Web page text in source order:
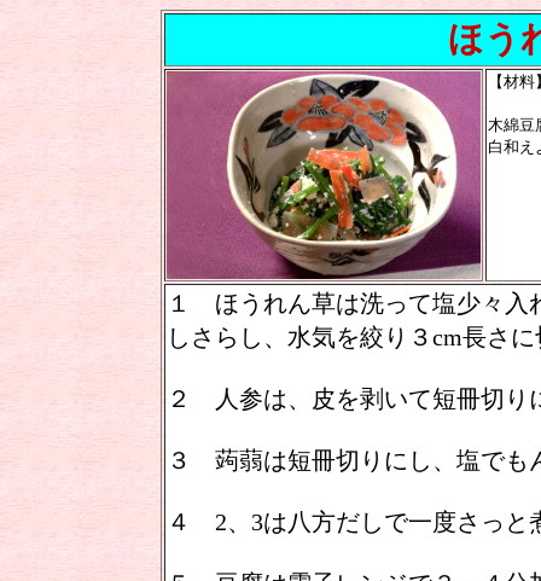
ほう
【材
木綿豆
白和え
１ ほうれん草は洗って塩少々入
しさらし、水気を絞り３cm長さ
２ 人参は、皮を剥いて短冊切り
３ 蒟蒻は短冊切りにし、塩でも
４ 2、3は八方だしで一度さっと